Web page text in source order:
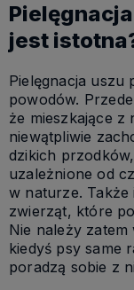
jest
Pielęgnacja uszu
powodów.
że mieszkające z
niewątpliwie
dzikich
uzależnione od
w naturze.
zwierząt, które
Nie należy zatem
kiedyś psy same
poradzą sobie z